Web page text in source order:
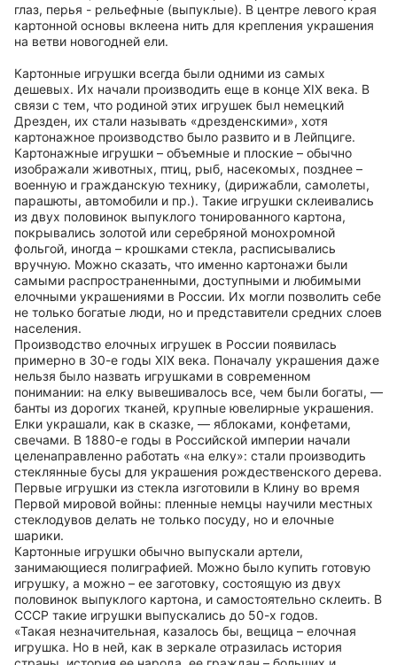
глаз, перья - рельефные (выпуклые). В центре левого края
картонной основы вклеена нить для крепления украшения
на ветви новогодней ели.
Картонные игрушки всегда были одними из самых
дешевых. Их начали производить еще в конце XIX века. В
связи с тем, что родиной этих игрушек был немецкий
Дрезден, их стали называть «дрезденскими», хотя
картонажное производство было развито и в Лейпциге.
Картонажные игрушки – объемные и плоские – обычно
изображали животных, птиц, рыб, насекомых, позднее –
военную и гражданскую технику, (дирижабли, самолеты,
парашюты, автомобили и пр.). Такие игрушки склеивались
из двух половинок выпуклого тонированного картона,
покрывались золотой или серебряной монохромной
фольгой, иногда – крошками стекла, расписывались
вручную. Можно сказать, что именно картонажи были
самыми распространенными, доступными и любимыми
елочными украшениями в России. Их могли позволить себе
не только богатые люди, но и представители средних слоев
населения.
Производство елочных игрушек в России появилась
примерно в 30-е годы XIX века. Поначалу украшения даже
нельзя было назвать игрушками в современном
понимании: на елку вывешивалось все, чем были богаты, —
банты из дорогих тканей, крупные ювелирные украшения.
Елки украшали, как в сказке, — яблоками, конфетами,
свечами. В 1880-е годы в Российской империи начали
целенаправленно работать «на елку»: стали производить
стеклянные бусы для украшения рождественского дерева.
Первые игрушки из стекла изготовили в Клину во время
Первой мировой войны: пленные немцы научили местных
стеклодувов делать не только посуду, но и елочные
шарики.
Картонные игрушки обычно выпускали артели,
занимающиеся полиграфией. Можно было купить готовую
игрушку, а можно – ее заготовку, состоящую из двух
половинок выпуклого картона, и самостоятельно склеить. В
СССР такие игрушки выпускались до 50-х годов.
«Такая незначительная, казалось бы, вещица – елочная
игрушка. Но в ней, как в зеркале отразилась история